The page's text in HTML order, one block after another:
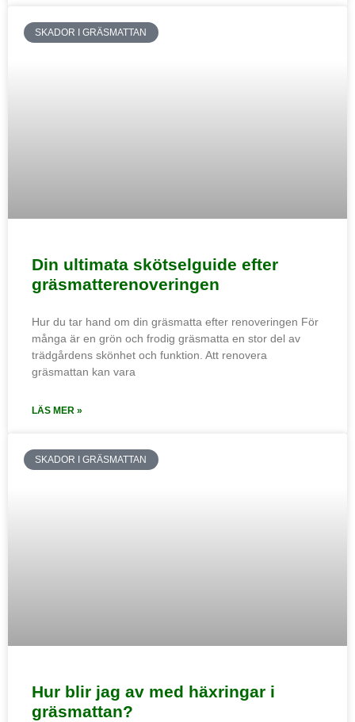
SKADOR I GRÄSMATTAN
Din ultimata skötselguide efter
gräsmatterenoveringen
Hur du tar hand om din gräsmatta efter renoveringen För
många är en grön och frodig gräsmatta en stor del av
trädgårdens skönhet och funktion. Att renovera
gräsmattan kan vara
LÄS MER »
SKADOR I GRÄSMATTAN
Hur blir jag av med häxringar i
gräsmattan?